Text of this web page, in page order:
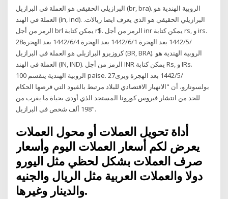
البرازيلي الحقيقي هو العملة في البرازيل (br, bra). الروبية الهندية هو
العملة في الهند (in, ind). البرازيلي الحقيقي هو الذي يعرف ايضا ريالات.
الرمز من أجل brl يمكن كتابة r$. الرمز من أجل inr يمكن كتابة rs, و irs.
28‏‏/5‏‏/1442 بعد الهجرة 1‏‏/6‏‏/1442 بعد الهجرة 4‏‏/6‏‏/1442 بعد الهجرة
كروزيرو البرازيلي هو العملة في البرازيل (BR, BRA). الروبية الهندية هو
العملة في الهند (IN, IND). الرمز من أجل INR يمكن كتابة Rs, و IRs.
الروبية الهندية ينقسم 100 paise. 27‏‏/5‏‏/1442 بعد الهجرة ويرى
بولسونارو، أن "الانهيار الاقتصادي للبلاد مرتبط بالقيود التي فرضها الحكام
للحد من انتشار فيروس كورونا المستجد الذي أودى بحياة ما يقرب من
198 ألف شخص في البرازيل".
أداة تحويل العملات أو محول العملات
يعرض لكم أسعار العملات اليوم وأسعار
صرف العملات بشكل لحظي مثل اليورو
دولا والعملات العربية مثل الريال والجنيه
والدينار وغيرها.